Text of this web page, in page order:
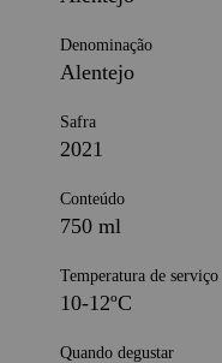
Denominação
Alentejo
Safra
2021
Conteúdo
750 ml
Temperatura de serviço
10-12ºC
Quando degustar